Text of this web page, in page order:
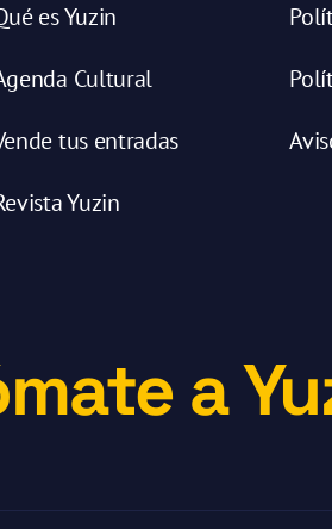
es Yuzin
Cultural
tus entradas
Yuzin
a